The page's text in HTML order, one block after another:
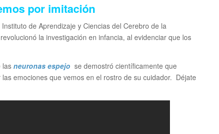
por imitación
de Aprendizaje y Ciencias del Cerebro de la
la investigación en infancia, al evidenciar que los
las neuronas espejo se demostró científicamente que
emociones que vemos en el rostro de su cuidador. Déjate